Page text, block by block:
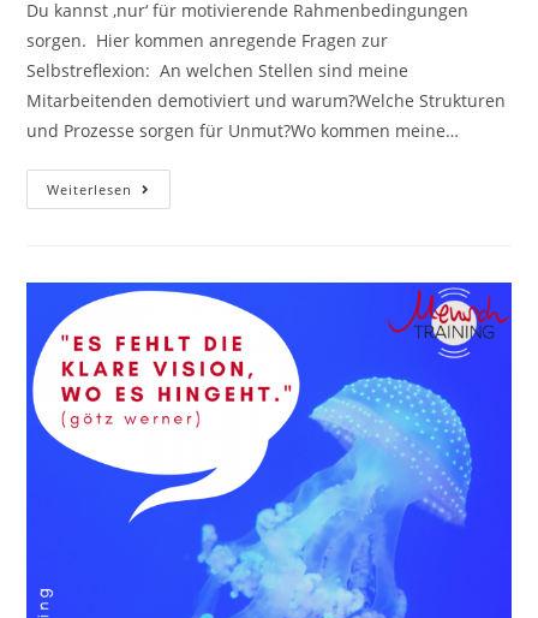
Du kannst ‚nur‘ für motivierende Rahmenbedingungen
sorgen. Hier kommen anregende Fragen zur
Selbstreflexion: An welchen Stellen sind meine
Mitarbeitenden demotiviert und warum?Welche Strukturen
und Prozesse sorgen für Unmut?Wo kommen meine…
Weiterlesen Du
Kannst